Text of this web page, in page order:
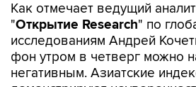
Как отмечает ведущий
"Открытие Research" по
исследованиям Андрей
фон утром в четверг можно
негативным. Азиатские